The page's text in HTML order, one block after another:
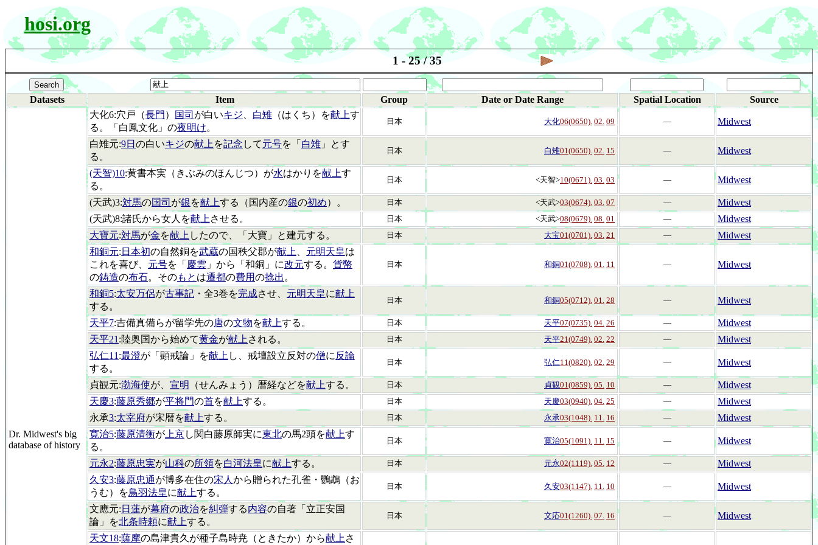
hosi.org
1 - 25 / 35
Datasets Item Group Date or Date Range Spatial Location Source
Dr. Midwest's big
database of history
大化6:穴戸（長門 ） 国司 が白いキジ 白雉 （はくち）を献上す
る。「白鳳文化」の夜明け。
日本 大化06(0650). 02. 09 ― Midwest
白雉元:9日 の白いキジの献上 を記念 して元号を「 白雉 」とす
る。
日本 白雉01(0650). 02. 15 ― Midwest
(天智)10:黄書本実（きぶみのほんじつ）が水はかりを献上す
る。
日本 <天智>10(0671). 03. 03 ― Midwest
(天武)3:対馬の国司 が銀を献上する（国内産の銀の初め）。 日本 <天武>03(0674). 03. 07 ―
Midwest
(天武)8:諸氏から女人を献上 させる。 日本 <天武>08(0679). 08. 01 ―
Midwest
大寶元:対馬が金を献上 したので、「大寶」と建元する。 日本 大宝01(0701). 03. 21 ―
Midwest
和銅元: 日本初の自然銅を武蔵の国秩父郡が献上 元明天皇は
これを喜び、 元号を「 慶雲 」から「和銅」に改元する。 貨幣
の鋳造の布石。そのもと は遷都の費用の捻出 。
日本 和銅01(0708). 01. 11 ― Midwest
和銅5:太安万侶が古事記 ・全3巻を完成させ、 元明天皇に献上
する。
日本 和銅05(0712). 01. 28 ― Midwest
天平7:吉備真備らが留学先の唐の文物を献上する。 日本 天平07(0735). 04. 26 ―
Midwest
天平21 :陸奥国から始めて黄金が献上 される。 日本 天平21(0749). 02. 22 ―
Midwest
弘仁11 :最澄が「顕戒論」を献上 し、戒壇設立反対の僧に 反論
する。
日本 弘仁11(0820). 02. 29 ― Midwest
貞観元:渤海使が、 宣明 （せんみょう）暦経などを献上する。 日本 貞観01(0859). 05. 10 ―
Midwest
天慶3:藤原秀郷が平将門の首を献上する。 日本 天慶03(0940). 04. 25 ―
Midwest
永承3:太宰府が宋暦を献上する。 日本 永承03(1048). 11. 16 ―
Midwest
寛治5:藤原清衡が 上京し関白藤原師実に東北の馬2頭を献上す
る。
日本 寛治05(1091). 11. 15 ― Midwest
元永2:藤原忠実が山科の所領を白河法皇に献上する。 日本 元永02(1119). 05. 12 ―
Midwest
久安3:藤原忠通が博多在住の宋人 から贈られた孔雀・鸚鵡（お
うむ）を鳥羽法皇に献上する。
日本 久安03(1147). 11. 10 ― Midwest
文應元: 日蓮が幕府の政治を糾弾する内容の自著「立正安国
論」を北条時頼に献上する。
日本 文応01(1260). 07. 16 ― Midwest
天文18:薩摩の島津貴久が種子島時尭（ときたか）から献上 さ